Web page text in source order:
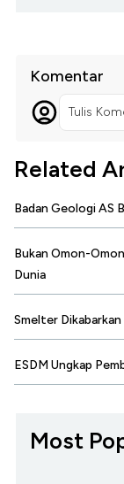
Komentar
Tulis
Related
Badan Geologi AS
Bukan Omon-
Dunia
Smelter Dikabarkan
ESDM Ungkap
Most